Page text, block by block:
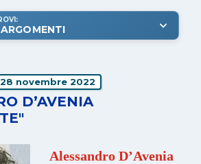
28 novembre 2022
D’AVENIA
Alessandro D’Avenia